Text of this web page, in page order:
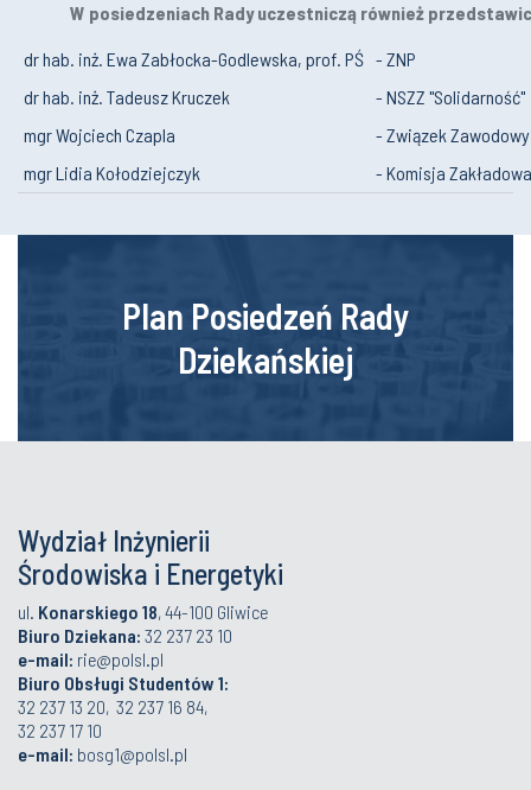
W posiedzeniach Rady uczestniczą również
dr hab. inż. Ewa Zabłocka-Godlewska, prof. PŚ - ZNP
dr hab. inż. Tadeusz Kruczek
- NSZZ "Solidarność"
mgr Wojciech Czapla
- Związek
mgr Lidia Kołodziejczyk
- Komisja
Plan Posiedzeń Rady
Dziekańskiej
Wydział Inżynierii
Środowiska i Energetyki
ul. Konarskiego 18, 44-100 Gliwice
Biuro Dziekana: 32 237 23 10
e-mail: rie@polsl.pl
Biuro Obsługi Studentów 1:
32 237 13 20, 32 237 16 84,
32 237 17 10
e-mail: bosg1@polsl.pl